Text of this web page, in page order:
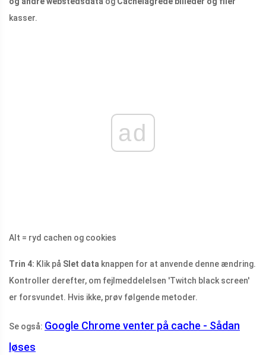
kasser.
ad
Alt = ryd cachen og cookies
Trin 4: Klik på Slet data knappen for at anvende denne ændring.
Kontroller derefter, om fejlmeddelelsen 'Twitch black screen'
er forsvundet. Hvis ikke, prøv følgende metoder.
Se også: Google Chrome venter på cache - Sådan
løses